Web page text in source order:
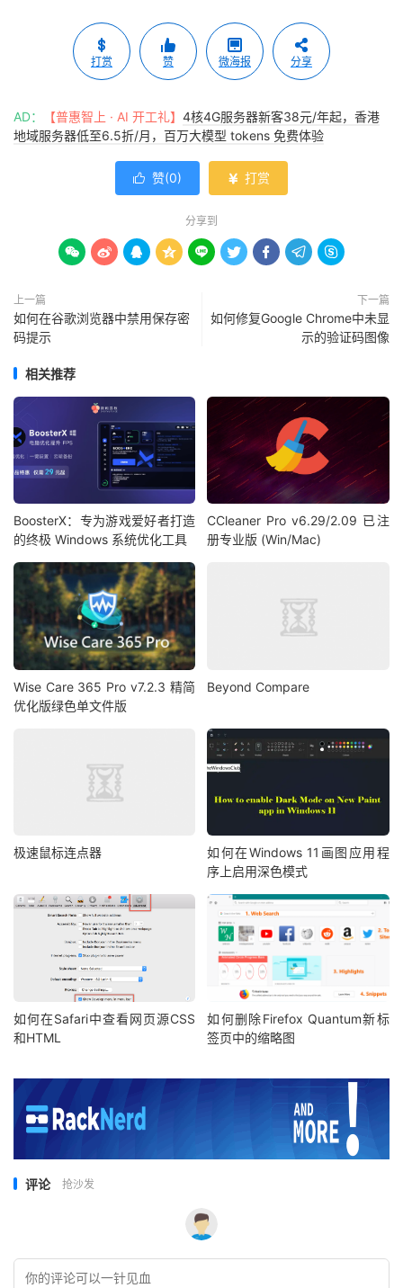
打赏 赞 微海报 分享
AD： 【普惠智上 · AI 开工礼】 4核4G服务器新客38元/年起，香港
地域服务器低至6.5折/月，百万大模型 tokens 免费体验
 赞(0)  打赏
分享到
        
上一篇
如何在谷歌浏览器中禁用保存密
码提示
下一篇
如何修复Google Chrome中未显
示的验证码图像
相关推荐
BoosterX：专为游戏爱好者打造
的终极 Windows 系统优化工具
CCleaner Pro v6.29/2.09 已注
册专业版 (Win/Mac)
Wise Care 365 Pro v7.2.3 精简
优化版绿色单文件版
Beyond Compare
极速鼠标连点器
如何在Windows 11画图应用程
序上启用深色模式
如何在Safari中查看网页源CSS
和HTML
如何删除Firefox Quantum新标
签页中的缩略图
评论 抢沙发